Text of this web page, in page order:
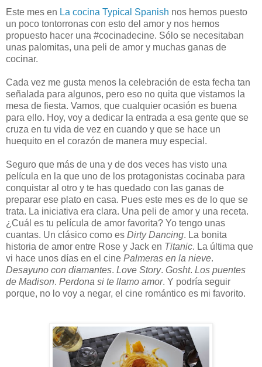
Este mes en La cocina Typical Spanish nos hemos puesto
un poco tontorronas con esto del amor y nos hemos
propuesto hacer una #cocinadecine. Sólo se necesitaban
unas palomitas, una peli de amor y muchas ganas de
cocinar.
Cada vez me gusta menos la celebración de esta fecha tan
señalada para algunos, pero eso no quita que vistamos la
mesa de fiesta. Vamos, que cualquier ocasión es buena
para ello. Hoy, voy a dedicar la entrada a esa gente que se
cruza en tu vida de vez en cuando y que se hace un
huequito en el corazón de manera muy especial.
Seguro que más de una y de dos veces has visto una
película en la que uno de los protagonistas cocinaba para
conquistar al otro y te has quedado con las ganas de
preparar ese plato en casa. Pues este mes es de lo que se
trata. La iniciativa era clara. Una peli de amor y una receta.
¿Cuál es tu película de amor favorita? Yo tengo unas
cuantas. Un clásico como es Dirty Dancing. La bonita
historia de amor entre Rose y Jack en Titanic. La última que
vi hace unos días en el cine Palmeras en la nieve.
Desayuno con diamantes. Love Story. Gosht. Los puentes
de Madison. Perdona si te llamo amor. Y podría seguir
porque, no lo voy a negar, el cine romántico es mi favorito.